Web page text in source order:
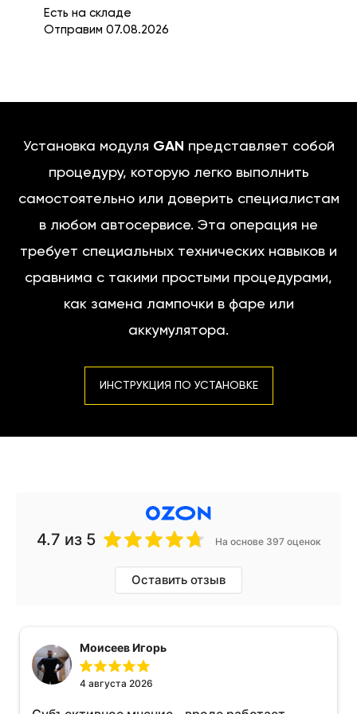
Есть на складе
Отправим 07.08.2026
Установка модуля GAN представляет собой
процедуру, которую легко выполнить
самостоятельно или доверить специалистам
в любом автосервисе. Эта операция не
требует специальных технических навыков и
сравнима с такими простыми процедурами,
как замена лампочки в фаре или
аккумулятора.
ИНСТРУКЦИЯ ПО УСТАНОВКЕ
4.7 из 5 На основе 397 оценок
Оставить отзыв
Моисеев Игорь
4 августа 2026